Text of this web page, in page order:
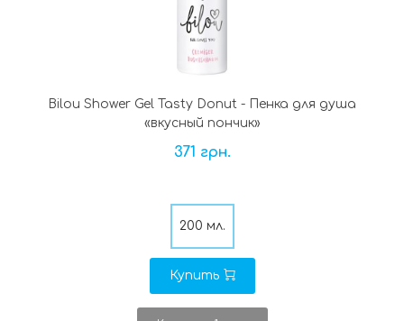
Bilou Shower Gel Tasty Donut - Пенка для душа
«вкусный пончик»
371 грн.
200 мл.
Купить